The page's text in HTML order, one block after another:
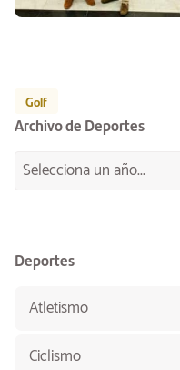
Golf
Archivo de Deportes
Deportes
Atletismo
Ciclismo